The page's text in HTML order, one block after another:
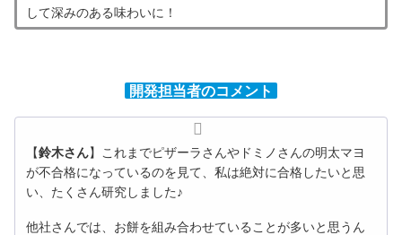
して深みのある味わいに！
開発担当者のコメント
【鈴木さん】これまでピザーラさんやドミノさんの明太マヨ
が不合格になっているのを見て、私は絶対に合格したいと思
い、たくさん研究しました♪
他社さんでは、お餅を組み合わせていることが多いと思うん